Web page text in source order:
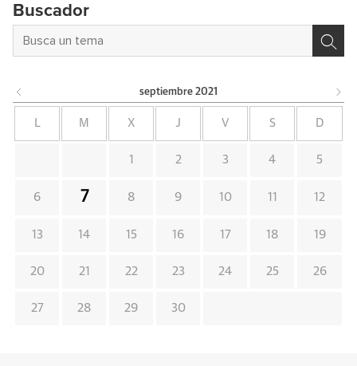
Buscador
septiembre 2021
M X J V S D
1 2 3 4 5
6 7 8 9 10 11 12
13 14 15 16 17 18 19
20 21 22 23 24 25 26
27 28 29 30